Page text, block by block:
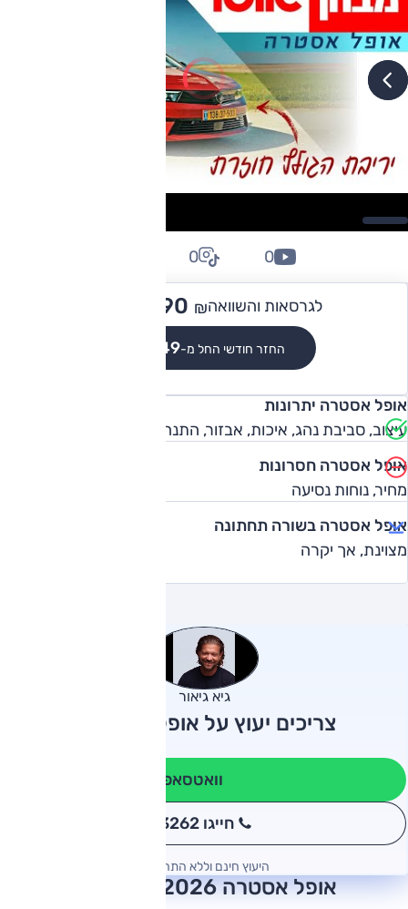
לגרסאות והשוואה₪
החזר חודשי החל מ-₪1,549
0
0
אופל אסטרה יתרונות
עיצוב, סביבת נהג, איכות, אבזור, התנהגות
אופל אסטרה חסרונות
מחיר, נוחות נסיעה
אופל אסטרה בשורה תחתונה
מצוינת, אך יקרה
גיא גיאור
צריכים יעוץ על אופל אסטרה?
וואטסאפ
חייגו 3262
היעוץ חינם וללא התחייבות
אופל אסטרה 2026 חוות דעת